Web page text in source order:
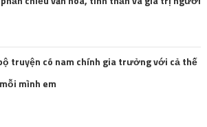
truyện có nam chính gia trưởng với cả thế
mình em